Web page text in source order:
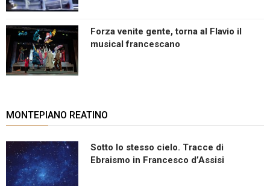
Forza venite gente, torna al Flavio il
musical francescano
MONTEPIANO REATINO
Sotto lo stesso cielo. Tracce di
Ebraismo in Francesco d’Assisi